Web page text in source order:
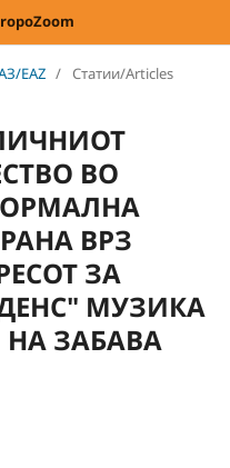
EAZ / Статии/Articles
ВО
ВРЗ
ЗА
МУЗИКА
ЗАБАВА